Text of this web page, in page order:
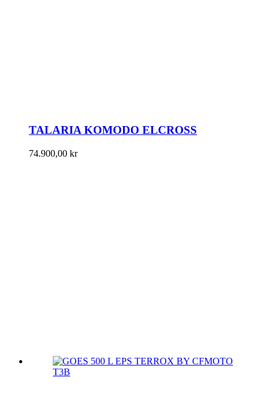
TALARIA KOMODO ELCROSS
74.900,00 kr